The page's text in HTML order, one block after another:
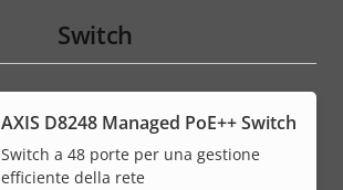
Switch
AXIS D8248 Managed PoE++ Switch
Switch a 48 porte per una gestione
efficiente della rete